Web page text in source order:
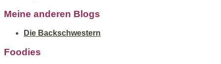
Meine anderen Blogs
Die Backschwestern
Foodies